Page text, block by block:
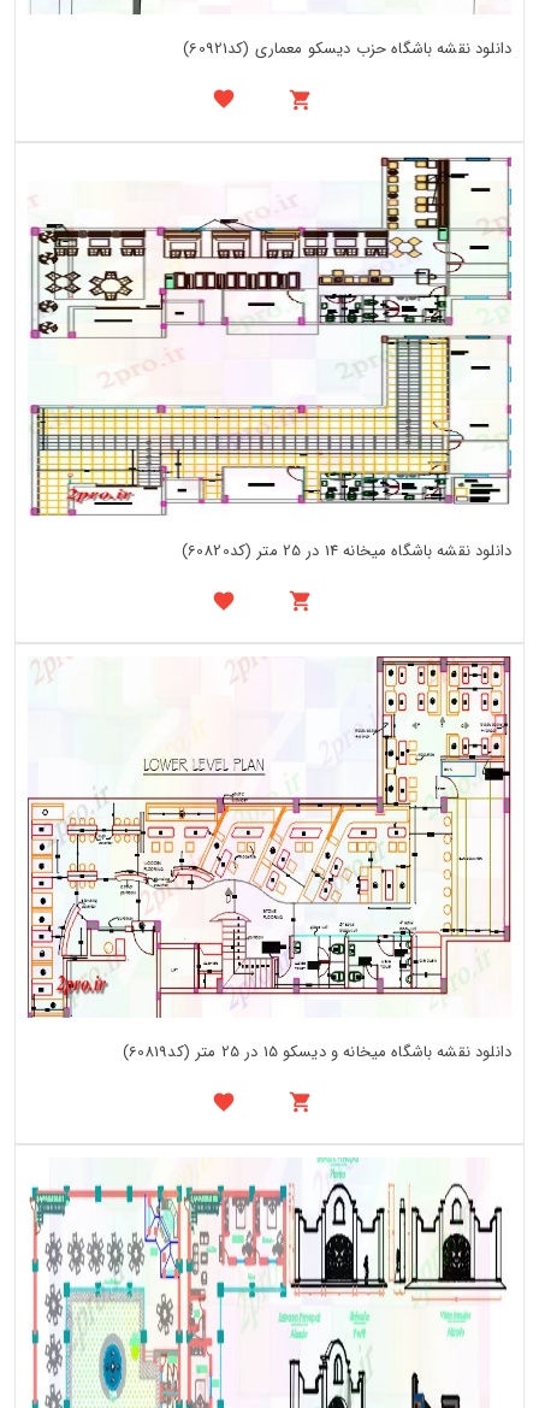
دانلود نقشه باشگاه حزب دیسکو معماری (کد60921)
دانلود نقشه باشگاه میخانه 14 در 25 متر (کد60820)
دانلود نقشه باشگاه میخانه و دیسکو 15 در 25 متر (کد60819)